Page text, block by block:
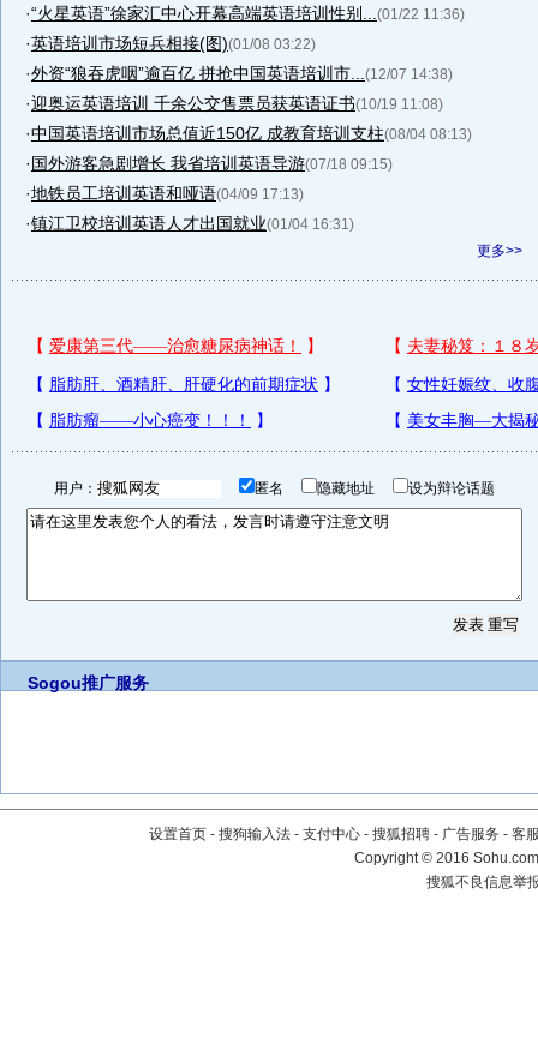
·“火星英语”徐家汇中心开幕高端英语培训性别... (01/22 11:36)
·英语培训市场短兵相接(图)(01/08 03:22)
·外资“狼吞虎咽”逾百亿 拼抢中国英语培训市... (12/07 14:38)
·迎奥运英语培训 千余公交售票员获英语证书(10/19 11:08)
·中国英语培训市场总值近150亿 成教育培训支柱(08/04 08:13)
·国外游客急剧增长 我省培训英语导游(07/18 09:15)
·地铁员工培训英语和哑语(04/09 17:13)
·镇江卫校培训英语人才出国就业(01/04 16:31)
更多>>
用户： 匿名 隐藏地址 设为辩论话题
Sogou推广服务
设置首页 - 搜狗输入法 - 支付中心 - 搜狐招聘 - 广告服务 - 客
Copyright©2016
搜狐不良信息举